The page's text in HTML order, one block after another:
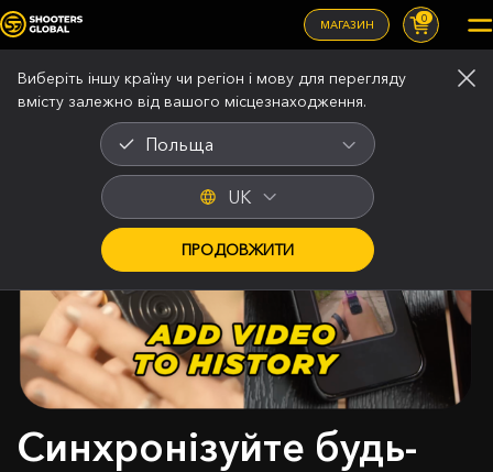
МАГАЗИН 0
Виберіть іншу країну чи регіон і мову для перегляду
вмісту залежно від вашого місцезнаходження.
Польща
UK
ПРОДОВЖИТИ
Синхронізуйте будь-